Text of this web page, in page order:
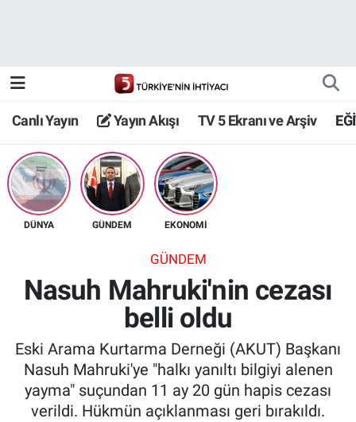
Canlı Yayın Yayın Akışı TV 5 Ekranı ve Arşiv
DÜNYA GÜNDEM EKONOMİ
GÜNDEM
Nasuh Mahruki'nin cezası
belli oldu
Eski Arama Kurtarma Derneği (AKUT) Başkanı
Nasuh Mahruki'ye "halkı yanıltı bilgiyi alenen
yayma" suçundan 11 ay 20 gün hapis cezası
verildi. Hükmün açıklanması geri bırakıldı.
TV 5 Ekranı ve Arşiv